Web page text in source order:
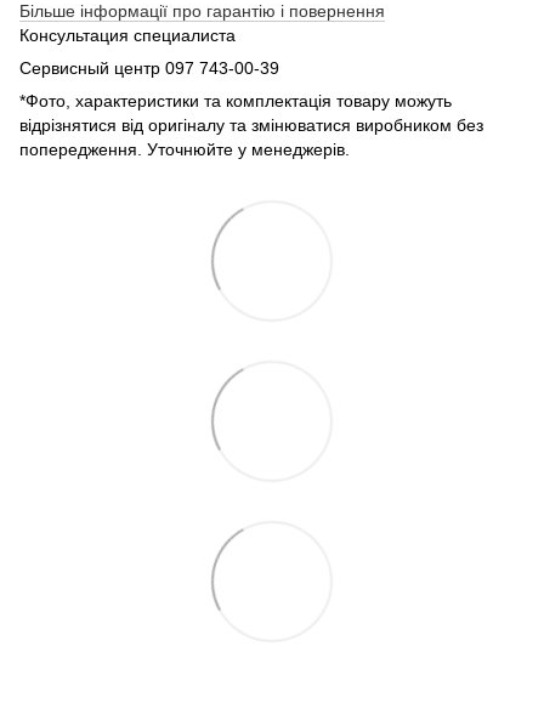
Більше інформації про гарантію і повернення
Консультация специалиста
Сервисный центр 097 743-00-39
*Фото, характеристики та комплектація товару можуть
відрізнятися від оригіналу та змінюватися виробником без
попередження. Уточнюйте у менеджерів.